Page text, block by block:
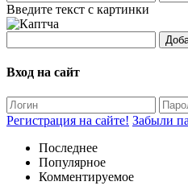
Введите текст с картинки
Вход на сайт
Регистрация на сайте! Забыли
Последнее
Популярное
Комментируемое